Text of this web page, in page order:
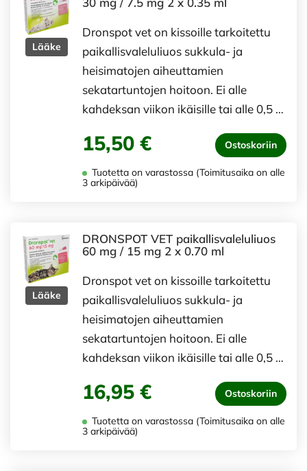
Lääke
Dronspot vet on kissoille tarkoitettu
paikallisvaleluliuos sukkula- ja
heisimatojen aiheuttamien
sekatartuntojen hoitoon. Ei alle
kahdeksan viikon ikäisille tai alle 0,5 …
15,50 € Ostoskoriin
Tuotetta on varastossa (Toimitusaika on alle
3 arkipäivää)
Lääke
DRONSPOT VET paikallisvaleluliuos
60 mg / 15 mg 2 x 0.70 ml
Dronspot vet on kissoille tarkoitettu
paikallisvaleluliuos sukkula- ja
heisimatojen aiheuttamien
sekatartuntojen hoitoon. Ei alle
kahdeksan viikon ikäisille tai alle 0,5 …
16,95 € Ostoskoriin
Tuotetta on varastossa (Toimitusaika on alle
3 arkipäivää)